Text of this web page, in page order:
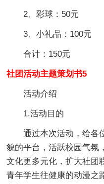
2、彩球：50元
3、小礼品：100元
合计：150元
社团活动主题策划书5
活动介绍
1.活动目的
通过本次活动，给各
貌的平台，活跃校园气氛
文化更多元化，扩大社团
青年学生往健康的动漫之